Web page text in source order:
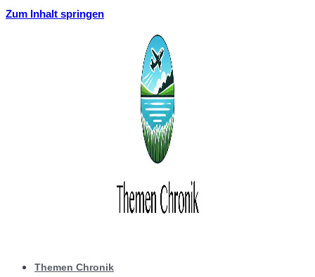
Zum Inhalt springen
Themen Chronik